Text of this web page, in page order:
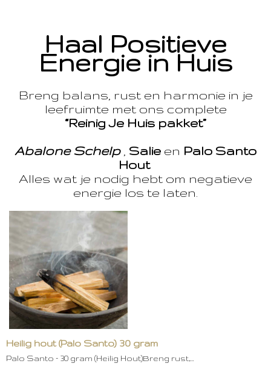
Haal Positieve
Energie in Huis
Breng balans, rust en harmonie in je
leefruimte met ons complete
“Reinig Je Huis pakket”
Abalone Schelp, Salie en Palo Santo
Hout
Alles wat je nodig hebt om negatieve
energie los te laten.
Heilig hout (Palo Santo) 30 gram
Palo Santo – 30 gram (Heilig Hout)Breng rust,…